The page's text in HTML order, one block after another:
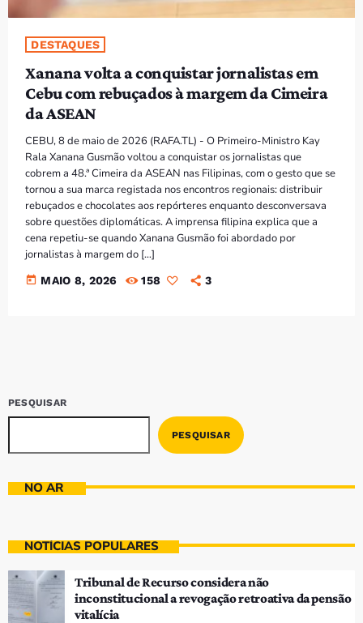
PRÓXIMOS PROGRAMAS
Bom dia RAFA
Bom dia RAFA
Bom dia RAFA
7:00 AM - 10:00 AM
DESTAQUES
Xanana volta a conquistar jornalistas em
Cebu com rebuçados à margem da Cimeira
da ASEAN
CEBU, 8 de maio de 2026 (RAFA.TL) - O Primeiro-Ministro Kay
Rala Xanana Gusmão voltou a conquistar os jornalistas que
cobrem a 48.ª Cimeira da ASEAN nas Filipinas, com o gesto que se
tornou a sua marca registada nos encontros regionais: distribuir
rebuçados e chocolates aos repórteres enquanto desconversava
sobre questões diplomáticas. A imprensa filipina explica que a
cena repetiu-se quando Xanana Gusmão foi abordado por
jornalistas à margem do […]
today MAIO 8, 2026 158 3
PESQUISAR
PESQUISAR
NO AR
NOTÍCIAS POPULARES
Tribunal de Recurso considera não
inconstitucional a revogação retroativa da pensão
vitalícia